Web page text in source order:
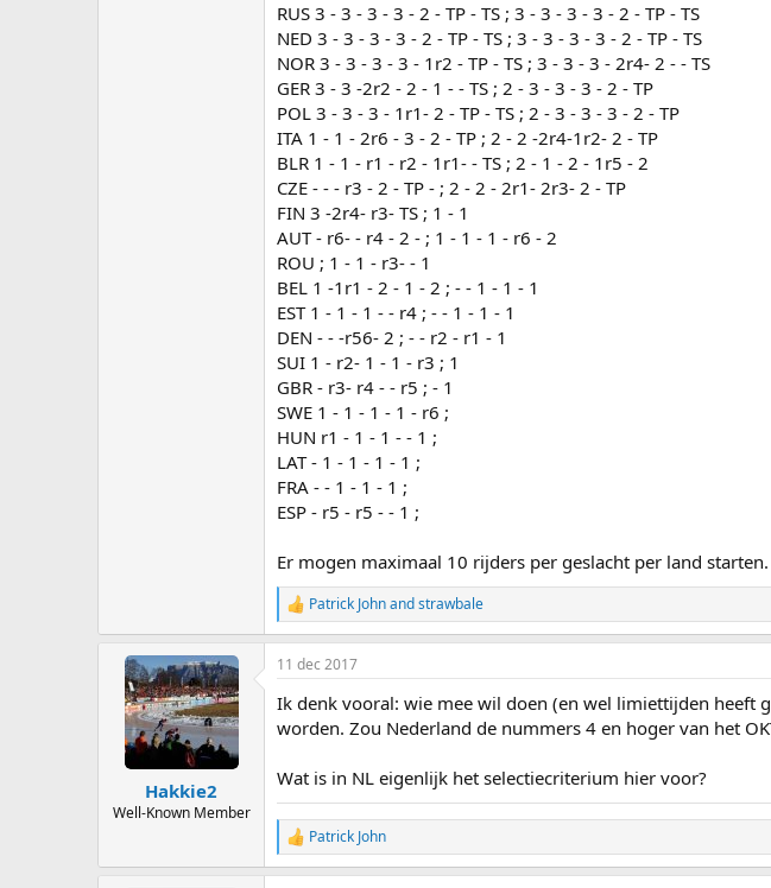
RUS 3 - 3 - 3 - 3 - 2 - TP - TS ; 3 - 3 - 3 - 3 - 2 - TP - TS
NED 3 - 3 - 3 - 3 - 2 - TP - TS ; 3 - 3 - 3 - 3 - 2 - TP - TS
NOR 3 - 3 - 3 - 3 - 1r2 - TP - TS ; 3 - 3 - 3 - 2r4- 2 - - TS
GER 3 - 3 -2r2 - 2 - 1 - - TS ; 2 - 3 - 3 - 3 - 2 - TP
POL 3 - 3 - 3 - 1r1- 2 - TP - TS ; 2 - 3 - 3 - 3 - 2 - TP
ITA 1 - 1 - 2r6 - 3 - 2 - TP ; 2 - 2 -2r4-1r2- 2 - TP
BLR 1 - 1 - r1 - r2 - 1r1- - TS ; 2 - 1 - 2 - 1r5 - 2
CZE - - - r3 - 2 - TP - ; 2 - 2 - 2r1- 2r3- 2 - TP
FIN 3 -2r4- r3- TS ; 1 - 1
AUT - r6- - r4 - 2 - ; 1 - 1 - 1 - r6 - 2
ROU ; 1 - 1 - r3- - 1
BEL 1 -1r1 - 2 - 1 - 2 ; - - 1 - 1 - 1
EST 1 - 1 - 1 - - r4 ; - - 1 - 1 - 1
DEN - - -r56- 2 ; - - r2 - r1 - 1
SUI 1 - r2- 1 - 1 - r3 ; 1
GBR - r3- r4 - - r5 ; - 1
SWE 1 - 1 - 1 - 1 - r6 ;
HUN r1 - 1 - 1 - - 1 ;
LAT - 1 - 1 - 1 - 1 ;
FRA - - 1 - 1 - 1 ;
ESP - r5 - r5 - - 1 ;
Er mogen maximaal 10 rijders per geslacht per land starten.
R
e
a
c
i
o
:
Patrick Johnandstrawbale
Hakkie2
Well-Known Member
11 dec 2017
Ik denk vooral: wie mee wil doen (en wel limiettijden heeft
worden. Zou Nederland de nummers 4 en hoger van het
Wat is in NL eigenlijk het selectiecriterium hier voor?
R
e
a
Patrick John